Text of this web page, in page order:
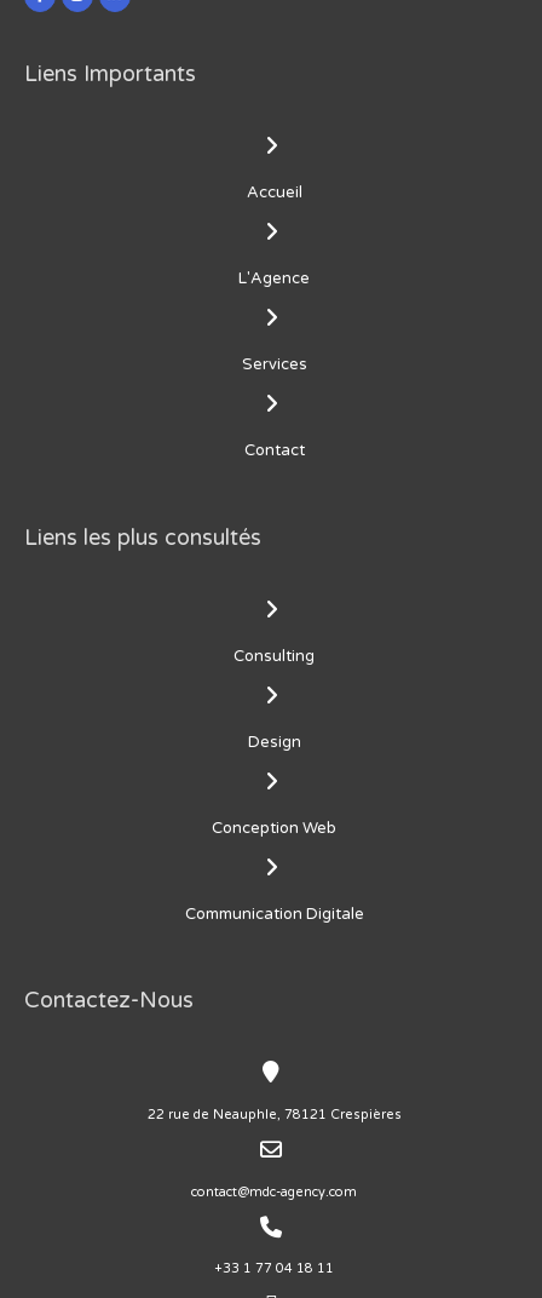
Liens Importants
Accueil
L'Agence
Services
Contact
Liens les plus consultés
Consulting
Design
Conception Web
Communication Digitale
Contactez-Nous
22 rue de Neauphle, 78121 Crespières
contact@mdc-agency.com
+33 1 77 04 18 11